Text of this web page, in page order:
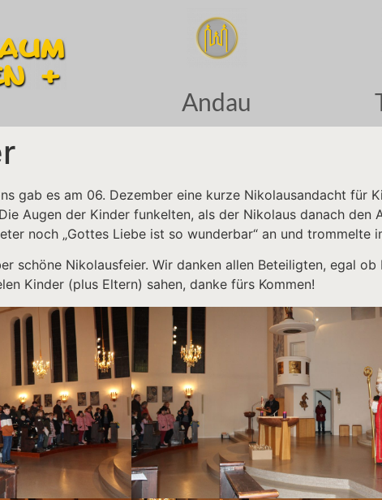
Andau
gab es am 06. Dezember eine kurze Nikolausandacht für
Augen der Kinder funkelten, als der Nikolaus danach
noch „Gottes Liebe ist so wunderbar“ an und trommelte
schöne Nikolausfeier. Wir danken allen Beteiligten, egal
Kinder (plus Eltern) sahen, danke fürs Kommen!